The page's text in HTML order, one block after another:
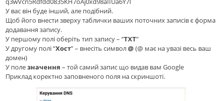
У вас він буде інший, але подібний.
Щоб його внести зверху таблички ваших поточних записів є форма
додавання запису.
У першому полі оберіть тип запису – “TXT”
У другому полі “Хост” – внесіть символ@ (@ має на увазі весь ваш
домен)
У полезначення – той самий запис що видав вам Google
Приклад коректно заповненого поля на скриншоті.